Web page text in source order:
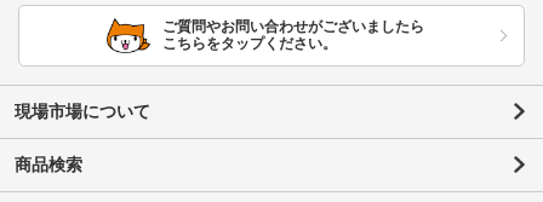
ご質問やお問い合わせがございましたら
こちらをタップください。
現場市場について
商品検索